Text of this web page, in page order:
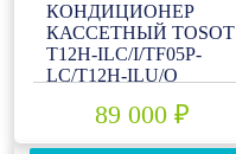
КОНДИЦИОНЕР
КАССЕТНЫЙ TOSOT
T12H-ILC/I/TF05P-
LC/T12H-ILU/O
89 000 ₽